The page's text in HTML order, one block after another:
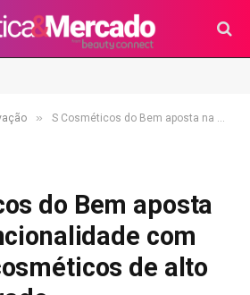
» S Cosméticos do Bem aposta na multifuncionalidade com dermofitocosméticos de alto valor agregado
do Bem aposta
com
de alto